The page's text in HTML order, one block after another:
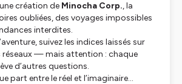
création de Minocha Corp., la
oubliées, des voyages impossibles
interdites.
suivez les indices laissés sur
réseaux — mais attention : chaque
d’autres questions.
part entre le réel et l’imaginaire…